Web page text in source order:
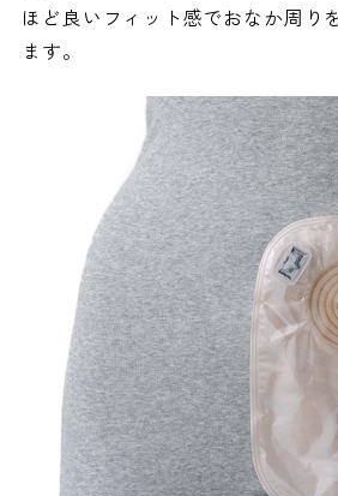
ほど良いフィット感でおなか周り
ます。